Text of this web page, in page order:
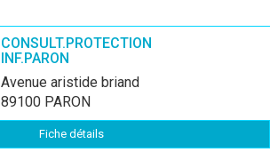
CONSULT.PROTECTION
INF.PARON
avenue aristide briand
89100 PARON
Fiche détails